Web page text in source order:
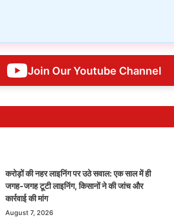
Join Our Youtube Channel
करोड़ों की नहर लाइनिंग पर उठे सवाल: एक साल में ही
जगह-जगह टूटी लाइनिंग, किसानों ने की जांच और
कार्रवाई की मांग
August 7, 2026